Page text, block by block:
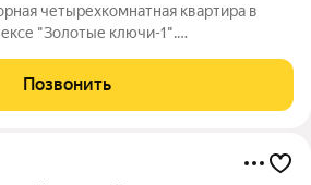
четырехкомнатная квартира в
"Золотые ключи-1".
санузла, гардеробная,
выполнена в
Позвонить